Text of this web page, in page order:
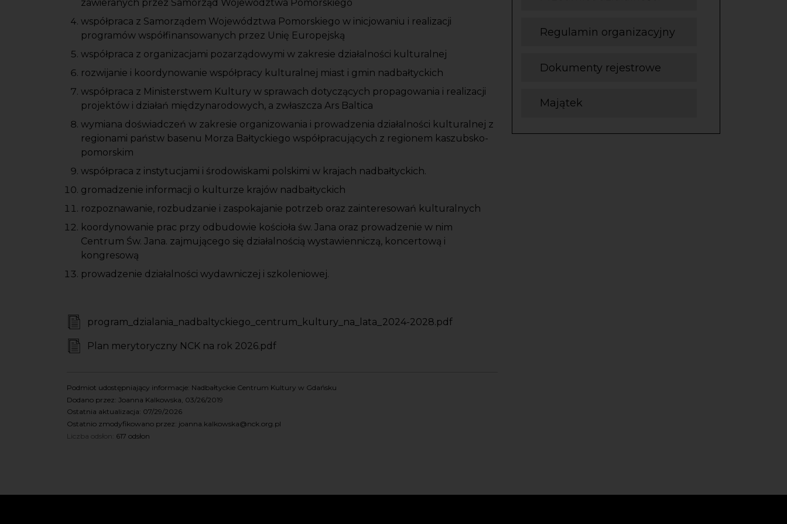
zawieranych przez Samorząd Województwa Pomorskiego
współpraca z Samorządem Województwa Pomorskiego w inicjowaniu i realizacji
programów współfinansowanych przez Unię Europejską
współpraca z organizacjami pozarządowymi w zakresie działalności kulturalnej
rozwijanie i koordynowanie współpracy kulturalnej miast i gmin nadbałtyckich
współpraca z Ministerstwem Kultury w sprawach dotyczących propagowania i realizacji
projektów i działań międzynarodowych, a zwłaszcza Ars Baltica
wymiana doświadczeń w zakresie organizowania i prowadzenia działalności kulturalnej z
regionami państw basenu Morza Bałtyckiego współpracujących z regionem kaszubsko-
pomorskim
współpraca z instytucjami i środowiskami polskimi w krajach nadbałtyckich.
gromadzenie informacji o kulturze krajów nadbałtyckich
rozpoznawanie, rozbudzanie i zaspokajanie potrzeb oraz zainteresowań kulturalnych
koordynowanie prac przy odbudowie kościoła św. Jana oraz prowadzenie w nim
Centrum Św. Jana. zajmującego się działalnością wystawienniczą, koncertową i
kongresową
prowadzenie działalności wydawniczej i szkoleniowej.
Pliki - dokumenty
program_dzialania_nadbaltyckiego_centrum_kultury_na_lata_2024-2028.pdf
Pliki - dokumenty
Plan merytoryczny NCK na rok 2026.pdf
Podmiot udostępniający informacje: Nadbałtyckie Centrum Kultury w Gdańsku
Dodano przez: Joanna Kalkowska, 03/26/2019
Ostatnia aktualizacja: 07/29/2026
Ostatnio zmodyfikowano przez: joanna.kalkowska@nck.org.pl
Liczba odsłon: 617 odsłon
Regulamin organizacyjny
Dokumenty rejestrowe
Majątek